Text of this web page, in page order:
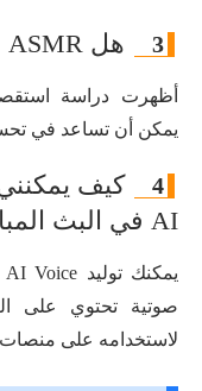
3 هل ASMR مفيد للدماغ؟
يمكن أن تساعد في
4
AI في البث المباشر؟
لاستخدامه على